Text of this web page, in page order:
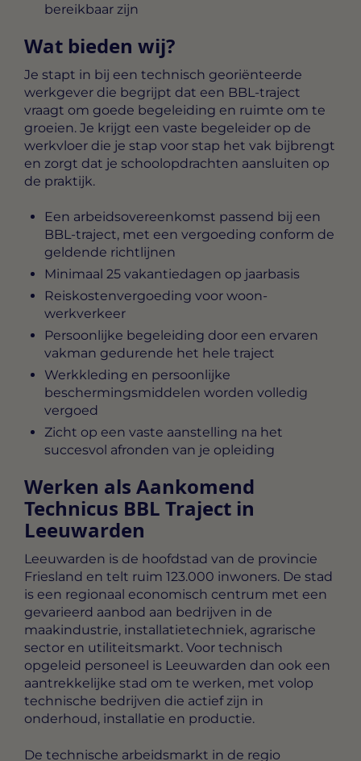
bereikbaar zijn
Wat bieden wij?
Je stapt in bij een technisch georiënteerde
werkgever die begrijpt dat een BBL-traject
vraagt om goede begeleiding en ruimte om te
groeien. Je krijgt een vaste begeleider op de
werkvloer die je stap voor stap het vak bijbrengt
en zorgt dat je schoolopdrachten aansluiten op
de praktijk.
Een arbeidsovereenkomst passend bij een
BBL-traject, met een vergoeding conform de
geldende richtlijnen
Minimaal 25 vakantiedagen op jaarbasis
Reiskostenvergoeding voor woon-
werkverkeer
Persoonlijke begeleiding door een ervaren
vakman gedurende het hele traject
Werkkleding en persoonlijke
beschermingsmiddelen worden volledig
vergoed
Zicht op een vaste aanstelling na het
succesvol afronden van je opleiding
Werken als Aankomend
Technicus BBL Traject in
Leeuwarden
Leeuwarden is de hoofdstad van de provincie
Friesland en telt ruim 123.000 inwoners. De stad
is een regionaal economisch centrum met een
gevarieerd aanbod aan bedrijven in de
maakindustrie, installatietechniek, agrarische
sector en utiliteitsmarkt. Voor technisch
opgeleid personeel is Leeuwarden dan ook een
aantrekkelijke stad om te werken, met volop
technische bedrijven die actief zijn in
onderhoud, installatie en productie.
De technische arbeidsmarkt in de regio